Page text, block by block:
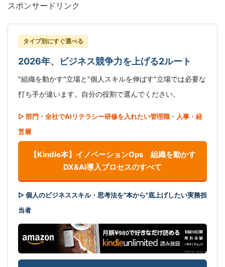
スポンサードリンク
タイプ別にすぐ選べる
2026年、ビジネス競争力を上げる2ルート
"組織を動かす"立場と"個人スキルを伸ばす"立場では必要な
打ち手が違います。自分の役割で選んでください。
▷ 部門・全社でAIリテラシー研修を入れたい管理職・人事・経
営層
【Kindle本】イノベーションOps 組織を動かす
DX&AI導入プロセスのすべて
▷ 個人のビジネススキル・思考法を"本から"底上げしたい実務担
当者